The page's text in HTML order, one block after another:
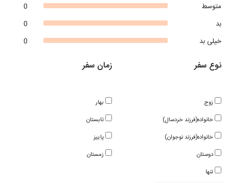
0
متوسط
0
بد
0
خیلی بد
زمان سفر
بهار
تابستان
پاییز
زمستان
نوع سفر
زوج
خانواده(فرزند خردسال)
خانواده(فرزند نوجوان)
دوستان
تنها